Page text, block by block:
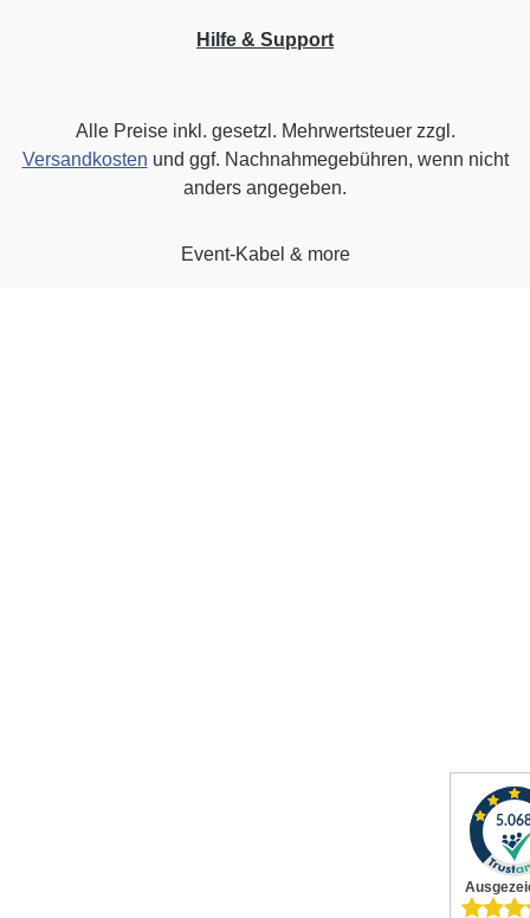
Hilfe & Support
Alle Preise inkl. gesetzl. Mehrwertsteuer zzgl.
Versandkosten und ggf. Nachnahmegebühren, wenn nicht
anders angegeben.
Event-Kabel & more